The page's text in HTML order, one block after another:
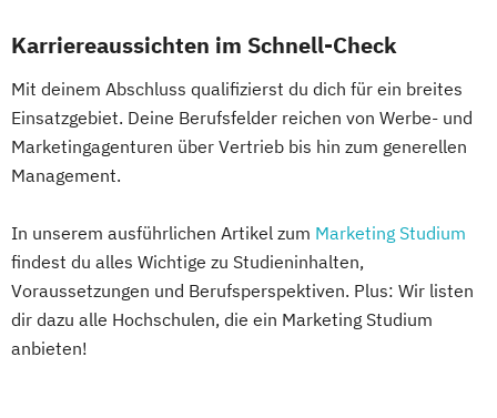
Karriereaussichten im Schnell-Check
Mit deinem Abschluss qualifizierst du dich für ein breites
Einsatzgebiet. Deine Berufsfelder reichen von Werbe- und
Marketingagenturen über Vertrieb bis hin zum generellen
Management.
In unserem ausführlichen Artikel zum Marketing Studium
findest du alles Wichtige zu Studieninhalten,
Voraussetzungen und Berufsperspektiven. Plus: Wir listen
dir dazu alle Hochschulen, die ein Marketing Studium
anbieten!